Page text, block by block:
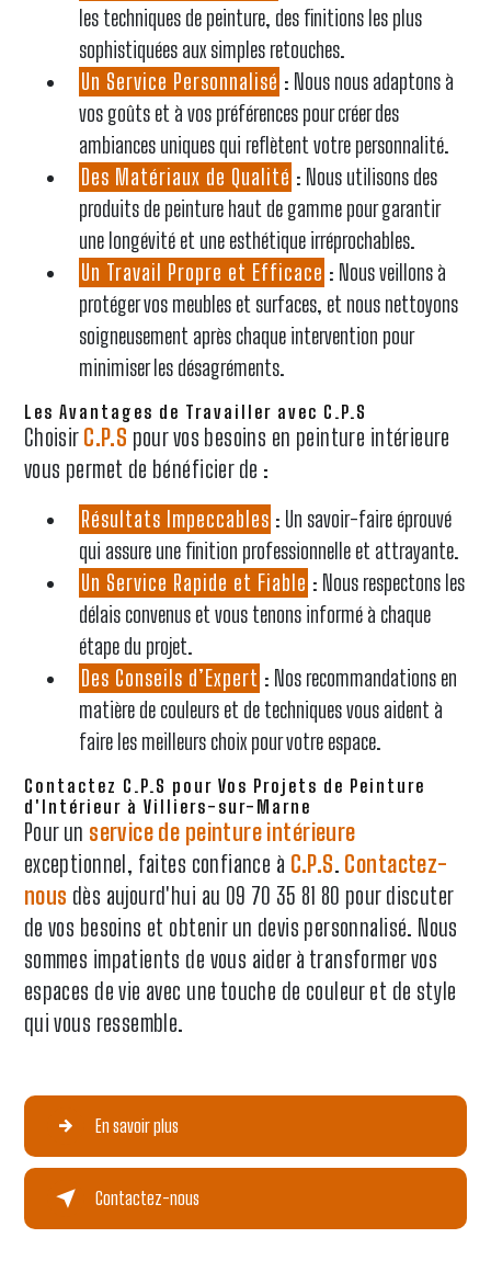
les techniques de peinture, des finitions les plus
sophistiquées aux simples retouches.
Un Service Personnalisé : Nous nous adaptons à
vos goûts et à vos préférences pour créer des
ambiances uniques qui reflètent votre personnalité.
Des Matériaux de Qualité : Nous utilisons des
produits de peinture haut de gamme pour garantir
une longévité et une esthétique irréprochables.
Un Travail Propre et Efficace : Nous veillons à
protéger vos meubles et surfaces, et nous nettoyons
soigneusement après chaque intervention pour
minimiser les désagréments.
Les Avantages de Travailler avec C.P.S
Choisir C.P.S pour vos besoins en peinture intérieure
vous permet de bénéficier de :
Résultats Impeccables : Un savoir-faire éprouvé
qui assure une finition professionnelle et attrayante.
Un Service Rapide et Fiable : Nous respectons les
délais convenus et vous tenons informé à chaque
étape du projet.
Des Conseils d’Expert : Nos recommandations en
matière de couleurs et de techniques vous aident à
faire les meilleurs choix pour votre espace.
Contactez C.P.S pour Vos Projets de Peinture
d'Intérieur à Villiers-sur-Marne
Pour un service de peinture intérieure
exceptionnel, faites confiance à C.P.S. Contactez-
nous dès aujourd'hui au 09 70 35 81 80 pour discuter
de vos besoins et obtenir un devis personnalisé. Nous
sommes impatients de vous aider à transformer vos
espaces de vie avec une touche de couleur et de style
qui vous ressemble.
En savoir plus
Contactez-nous